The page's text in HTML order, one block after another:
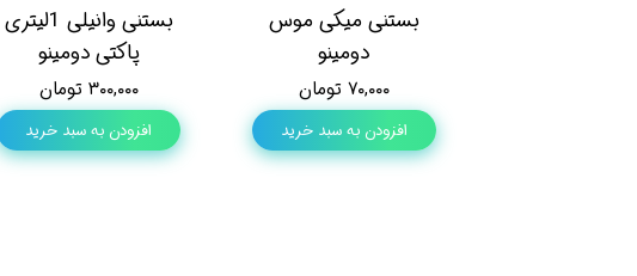
بستنی میکی موس
دومینو
۷۰,۰۰۰ تومان
افزودن به سبد خرید
بستنی وانیلی 1لیتری
پاکتی دومینو
۳۰۰,۰۰۰ تومان
افزودن به سبد خرید